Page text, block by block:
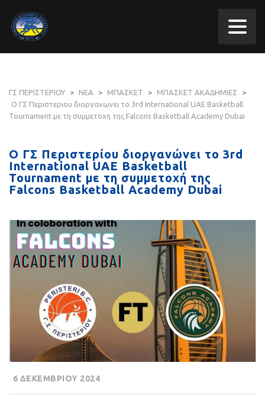
ΓΣ ΠΕΡΙΣΤΕΡΙΟΥ > ΝΕΑ > ΜΠΑΣΚΕΤ > ΜΠΑΣΚΕΤ ΑΚΑΔΗΜΙΕΣ
>
Ο ΓΣ Περιστεριου διοργανωνει το 3rd International UAE Basketball
Tournament με τη συμμετοχη της Falcons Basketball Academy Dubai
Ο ΓΣ Περιστερίου διοργανώνει το 3rd
International UAE Basketball
Tournament με τη συμμετοχή της
Falcons Basketball Academy Dubai
6 ΔΕΚΕΜΒΡΙΟΥ 2024